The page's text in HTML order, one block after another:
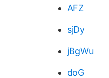
AFZ
sjDy
jBgWu
doG